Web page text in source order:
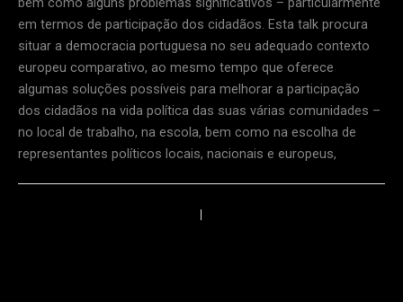
em termos de participação dos cidadãos. Esta talk procura
situar a democracia portuguesa no seu adequado contexto
europeu comparativo, ao mesmo tempo que oferece
algumas soluções possíveis para melhorar a participação
dos cidadãos na vida política das suas várias comunidades –
no local de trabalho, na escola, bem como na escolha de
representantes políticos locais, nacionais e europeus,